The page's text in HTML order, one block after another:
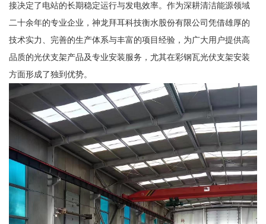
接决定了电站的长期稳定运行与发电效率。作为深耕清洁能源领域
二十余年的专业企业，神龙拜耳科技衡水股份有限公司凭借雄厚的
技术实力、完善的生产体系与丰富的项目经验，为广大用户提供高
品质的光伏支架产品及专业安装服务，尤其在彩钢瓦光伏支架安装
方面形成了独到优势。